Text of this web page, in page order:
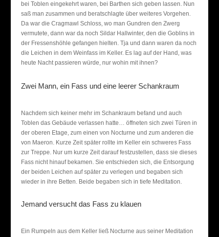
bei Toblen eingekehrt waren, bei Barthen sich geben lassen. Nun
saß man zusammen und beratschlagte über weiteres Vorgehen.
Da war die Cragmawl Schloss, wo man Gundren den Zwerg
vermutete, dann war da noch Sildar Hallwinter, den die Goblins in
der Fressenshöhle gefangen hielten. Tja und dann waren da noch
die Leichen in dem Weinfass im Keller. Es lag auf der Hand, was
heute Nacht passieren würde, nur wohin mit ihnen?
Zwei Mann, ein Fass und eine leerer Schankraum
Nachdem sich keiner mehr im Schankraum befand und auch
Toblen das Gebäude verlassen hatte… öffneten sich zwei Türen in
der oberen Etage, zum einen von Nocturne und zum anderen die
von Maeron. Kurze Zeit später rollte im Keller ein schweres Fass
zur Treppe. Nur um kurze Zeit darauf festzustellen, dass sie dieses
Fass nicht hinauf bekamen. Sie entschieden sich, die Entsorgung
der beiden Leichen auf später zu verlegen und begaben sich
wieder in ihre Betten. Beide begaben sich in tiefe Meditation.
Jemand versucht das Fass zu klauen
Ein Rumpeln aus dem Keller ließ Nocturne aus seiner Meditation